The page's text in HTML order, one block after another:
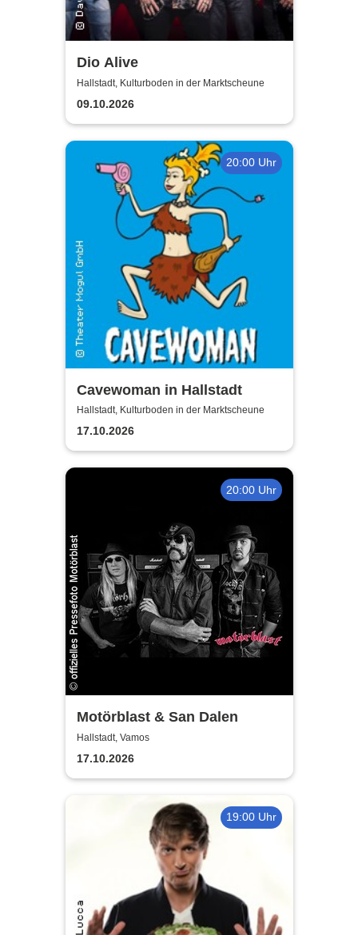
Dio Alive
Hallstadt, Kulturboden in der Marktscheune
09.10.2026
20:00 Uhr
Cavewoman in Hallstadt
Hallstadt, Kulturboden in der Marktscheune
17.10.2026
20:00 Uhr
Motörblast & San Dalen
Hallstadt, Vamos
17.10.2026
19:00 Uhr